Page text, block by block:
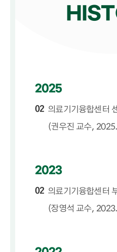
2025
02 의료기기융합센터
(권우진 교수,
2023
02 의료기기융합센터
(장영석 교수,